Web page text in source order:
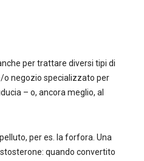
per trattare diversi tipi di
o negozio specializzato per
– o, ancora meglio, al
per es. la forfora. Una
quando convertito